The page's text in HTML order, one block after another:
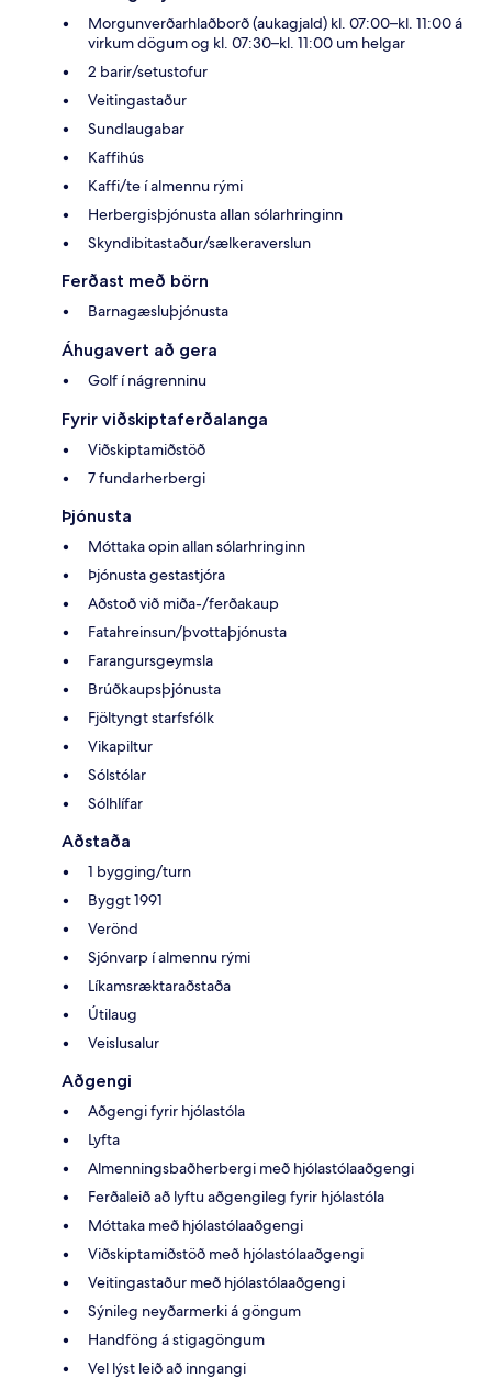
Morgunverðarhlaðborð (aukagjald) kl. 07:00–kl. 11:00 á
virkum dögum og kl. 07:30–kl. 11:00 um helgar
2 barir/setustofur
Veitingastaður
Sundlaugabar
Kaffihús
Kaffi/te í almennu rými
Herbergisþjónusta allan sólarhringinn
Skyndibitastaður/sælkeraverslun
Ferðast með börn
Barnagæsluþjónusta
Áhugavert að gera
Golf í nágrenninu
Fyrir viðskiptaferðalanga
Viðskiptamiðstöð
7 fundarherbergi
Þjónusta
Móttaka opin allan sólarhringinn
Þjónusta gestastjóra
Aðstoð við miða-/ferðakaup
Fatahreinsun/þvottaþjónusta
Farangursgeymsla
Brúðkaupsþjónusta
Fjöltyngt starfsfólk
Vikapiltur
Sólstólar
Sólhlífar
Aðstaða
1 bygging/turn
Byggt 1991
Verönd
Sjónvarp í almennu rými
Líkamsræktaraðstaða
Útilaug
Veislusalur
Aðgengi
Aðgengi fyrir hjólastóla
Lyfta
Almenningsbaðherbergi með hjólastólaaðgengi
Ferðaleið að lyftu aðgengileg fyrir hjólastóla
Móttaka með hjólastólaaðgengi
Viðskiptamiðstöð með hjólastólaaðgengi
Veitingastaður með hjólastólaaðgengi
Sýnileg neyðarmerki á göngum
Handföng á stigagöngum
Vel lýst leið að inngangi